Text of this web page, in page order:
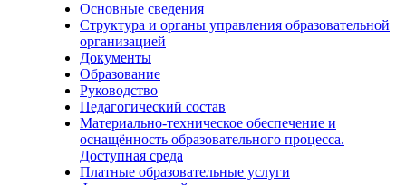
Основные сведения
Структура и органы управления образовательной
организацией
Документы
Образование
Руководство
Педагогический состав
Материально-техническое обеспечение и
оснащённость образовательного процесса.
Доступная среда
Платные образовательные услуги